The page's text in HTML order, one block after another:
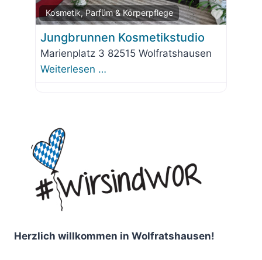
Kosmetik, Parfüm & Körperpflege
Favorit
Jungbrunnen Kosmetikstudio
Marienplatz 3 82515 Wolfratshausen
Weiterlesen …
Herzlich willkommen in Wolfratshausen!